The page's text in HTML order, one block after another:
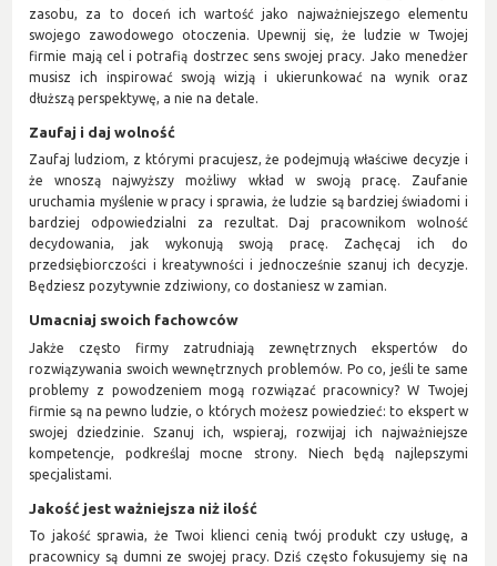
zasobu, za to doceń ich wartość jako najważniejszego elementu
swojego zawodowego otoczenia. Upewnij się, że ludzie w Twojej
firmie mają cel i potrafią dostrzec sens swojej pracy. Jako menedżer
musisz ich inspirować swoją wizją i ukierunkować na wynik oraz
dłuższą perspektywę, a nie na detale.
Zaufaj i daj wolność
Zaufaj ludziom, z którymi pracujesz, że podejmują właściwe decyzje i
że wnoszą najwyższy możliwy wkład w swoją pracę. Zaufanie
uruchamia myślenie w pracy i sprawia, że ludzie są bardziej świadomi i
bardziej odpowiedzialni za rezultat. Daj pracownikom wolność
decydowania, jak wykonują swoją pracę. Zachęcaj ich do
przedsiębiorczości i kreatywności i jednocześnie szanuj ich decyzje.
Będziesz pozytywnie zdziwiony, co dostaniesz w zamian.
Umacniaj swoich fachowców
Jakże często firmy zatrudniają zewnętrznych ekspertów do
rozwiązywania swoich wewnętrznych problemów. Po co, jeśli te same
problemy z powodzeniem mogą rozwiązać pracownicy? W Twojej
firmie są na pewno ludzie, o których możesz powiedzieć: to ekspert w
swojej dziedzinie. Szanuj ich, wspieraj, rozwijaj ich najważniejsze
kompetencje, podkreślaj mocne strony. Niech będą najlepszymi
specjalistami.
Jakość jest ważniejsza niż ilość
To jakość sprawia, że Twoi klienci cenią twój produkt czy usługę, a
pracownicy są dumni ze swojej pracy. Dziś często fokusujemy się na